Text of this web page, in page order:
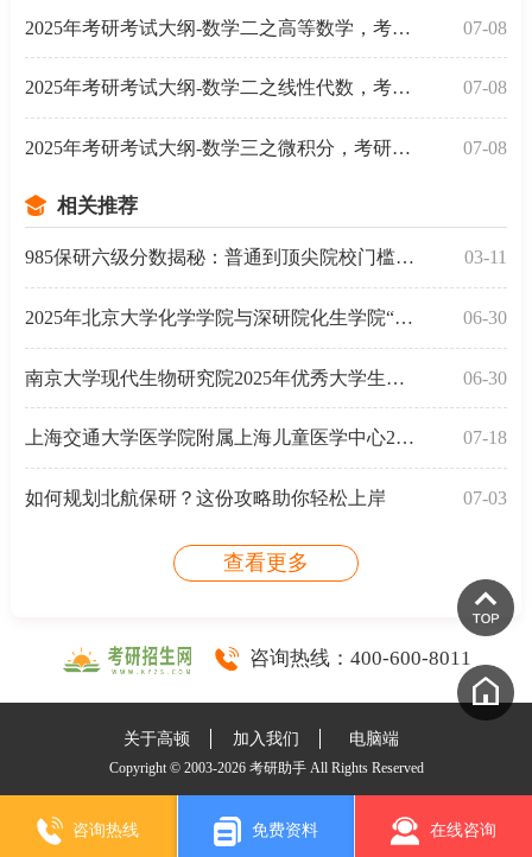
2025年考研考试大纲-数学二之高等数学，考研考数学二高 07-08
2025年考研考试大纲-数学二之线性代数，考研考数学二线 07-08
2025年考研考试大纲-数学三之微积分，考研考数学三微积 07-08
相关推荐
985保研六级分数揭秘：普通到顶尖院校门槛差在哪 03-11
2025年北京大学化学学院与深研院化生学院“全国优秀大 06-30
南京大学现代生物研究院2025年优秀大学生开放日通知 06-30
上海交通大学医学院附属上海儿童医学中心2026年研究生 07-18
如何规划北航保研？这份攻略助你轻松上岸 07-03
查看更多
咨询热线：400-600-8011
关于高顿 加入我们 电脑端
Copyright © 2003-2026 考研助手 All Rights Reserved
咨询热线 免费资料 在线咨询